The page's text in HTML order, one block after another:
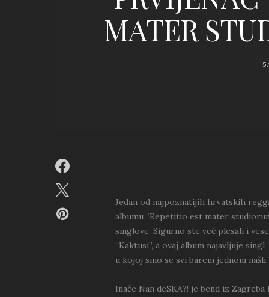
MATER
Jedan od najpoznatijih hrvatskih
albumu “Repetitio est mater
singlove. Sigurno ste već plesali i
“Kaktusi”, a ovaj album najavljuje
u kojoj smo se svi barem jednom našli.
Inače Nan deSKA?! je bend iz